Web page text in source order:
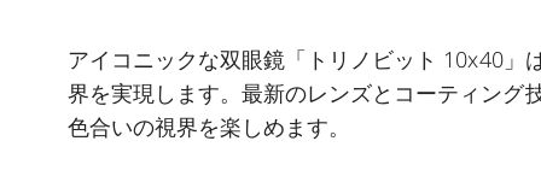
アイコニックな双眼鏡「トリノビット 10x40
界を実現します。最新のレンズとコーティング
色合いの視界を楽しめます。